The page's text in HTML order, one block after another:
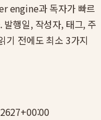
engine과 독자가 빠르
행일, 작성자, 태그, 주
기 전에도 최소 3가지